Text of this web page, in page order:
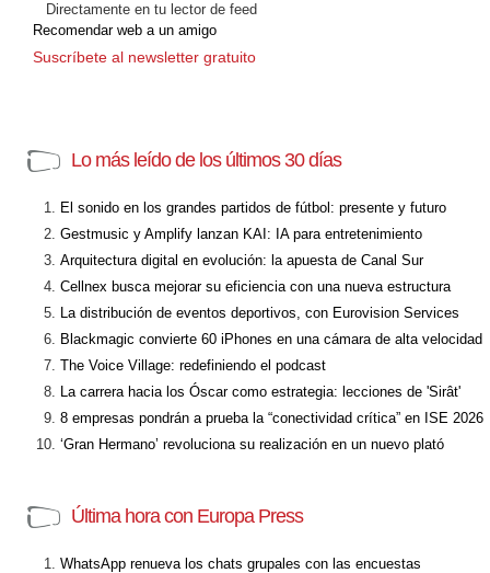
Directamente en tu lector de feed
Recomendar web a un amigo
Suscríbete al newsletter gratuito
Lo más leído de los últimos 30 días
El sonido en los grandes partidos de fútbol: presente y futuro
Gestmusic y Amplify lanzan KAI: IA para entretenimiento
Arquitectura digital en evolución: la apuesta de Canal Sur
Cellnex busca mejorar su eficiencia con una nueva estructura
La distribución de eventos deportivos, con Eurovision Services
Blackmagic convierte 60 iPhones en una cámara de alta velocidad
The Voice Village: redefiniendo el podcast
La carrera hacia los Óscar como estrategia: lecciones de 'Sirât'
8 empresas pondrán a prueba la “conectividad crítica” en ISE 2026
‘Gran Hermano’ revoluciona su realización en un nuevo plató
Última hora con Europa Press
WhatsApp renueva los chats grupales con las encuestas